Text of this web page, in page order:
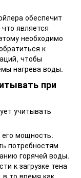
обеспечит
является
необходимо
к
чтобы
нагрева воды.
при
учитывать
его мощность.
потребностям
горячей воды.
к загрузке тена
в то время как